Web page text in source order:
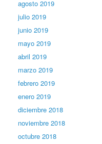
agosto 2019
julio 2019
junio 2019
mayo 2019
abril 2019
marzo 2019
febrero 2019
enero 2019
diciembre 2018
noviembre 2018
octubre 2018